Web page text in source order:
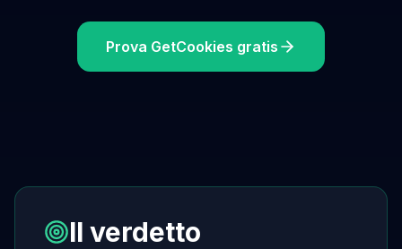
Prova GetCookies gratis
Il verdetto